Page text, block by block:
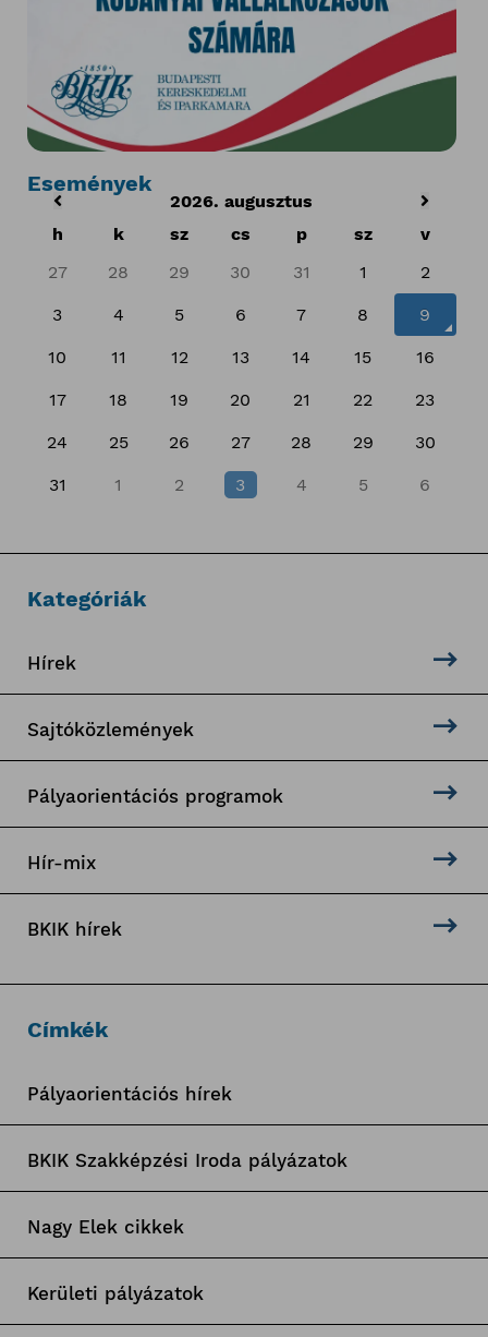
Események
2026. augusztus
h
k sz cs p sz
v
27
28 29 30 31 1 2
3 4 5 6 7 8 9
10 11 12 13 14 15 16
17 18 19 20 21 22 23
24 25 26 27 28 29 30
31 1 2 3 4 5 6
Kategóriák
Hírek
Sajtóközlemények
Pályaorientációs programok
Hír-mix
BKIK hírek
Címkék
Pályaorientációs hírek
BKIK Szakképzési Iroda pályázatok
Nagy Elek cikkek
Kerületi pályázatok